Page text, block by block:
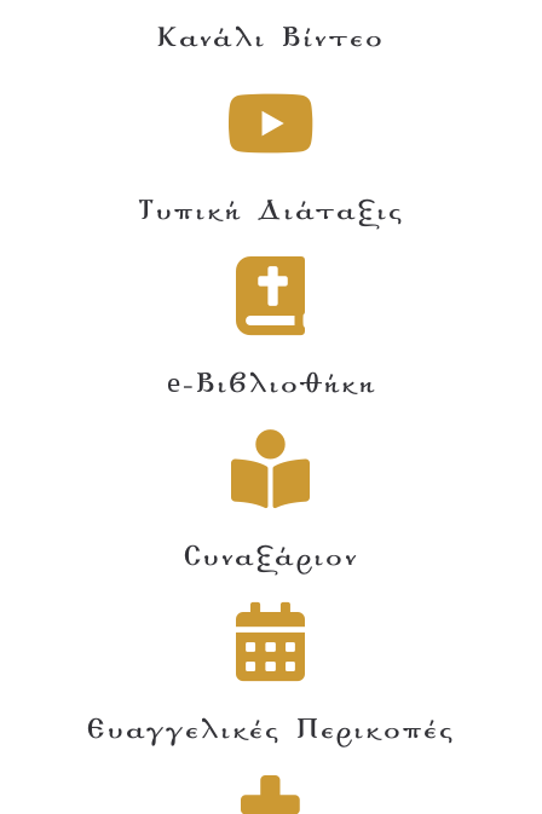
Κανάλι Βίντεο
Τυπική Διάταξις
e-Βιβλιοθήκη
Συναξάριον
Ευαγγελικές Περικοπές